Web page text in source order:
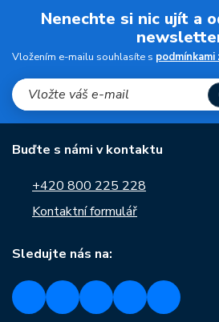
Nenechte si nic ujít a
Vložením e-mailu souhlasíte s podmínkami
Buďte s námi v kontaktu
+420 800 225 228
Kontaktní formulář
Sledujte nás na: